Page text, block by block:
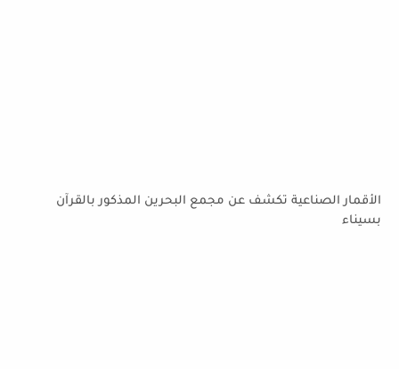
الأقمار الصناعية تكشف عن مجمع البحرين المذكور بالقرآن
بسيناء